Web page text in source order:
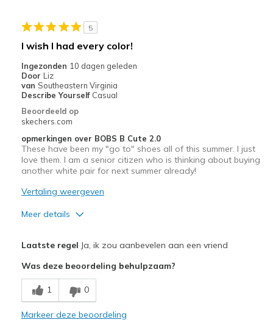
View On Shoes
I'm Into Shoes
5
I wish I had every color!
Ingezonden 10 dagen geleden
Door Liz
van Southeastern Virginia
Describe Yourself Casual
Beoordeeld op
skechers.com
opmerkingen over BOBS B Cute 2.0
These have been my "go to" shoes all of this summer. I just
love them. I am a senior citizen who is thinking about buying
another white pair for next summer already!
Vertaling weergeven
Meer details
Comfortable
Durable
Laatste regel Ja, ik zou aanbevelen aan een vriend
Was deze beoordeling behulpzaam?
1 0
Markeer deze beoordeling